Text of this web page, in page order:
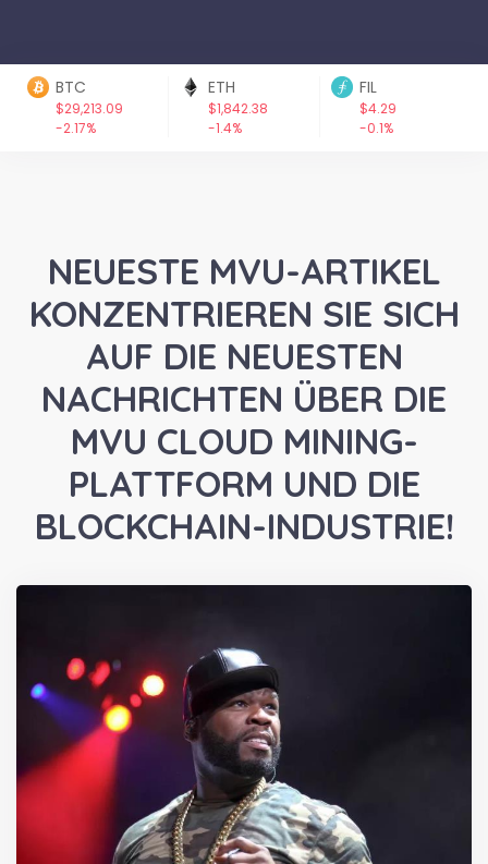
BTC
$29,213.09
-2.17%
ETH
$1,842.38
-1.4%
FIL
$4.29
-0.1%
NEUESTE MVU-ARTIKEL
KONZENTRIEREN SIE SICH
AUF DIE NEUESTEN
NACHRICHTEN ÜBER DIE
MVU CLOUD MINING-
PLATTFORM UND DIE
BLOCKCHAIN-INDUSTRIE!